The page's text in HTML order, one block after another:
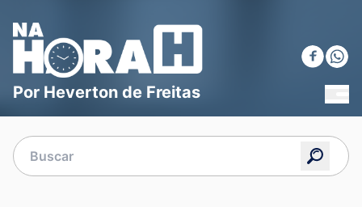
Blog Na Hora H
Por Heverton de Freitas